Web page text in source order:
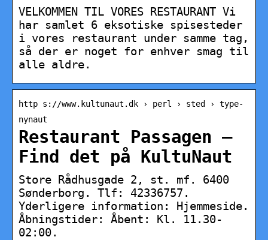
VELKOMMEN TIL VORES RESTAURANT Vi
har samlet 6 eksotiske spisesteder
i vores restaurant under samme tag,
så der er noget for enhver smag til
alle aldre.
http s://www.kultunaut.dk › perl › sted › type-
nynaut
Restaurant Passagen –
Find det på KultuNaut
Store Rådhusgade 2, st. mf. 6400
Sønderborg. Tlf: 42336757.
Yderligere information: Hjemmeside.
Åbningstider: Åbent: Kl. 11.30-
02:00.